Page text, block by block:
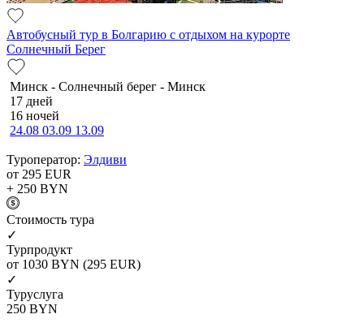
Автобусный тур в Болгарию с отдыхом на курорте
Солнечный Берег
Минск - Солнечный берег - Минск
17 дней
16 ночей
24.08 03.09 13.09
Туроператор: Элдиви
от 295 EUR
+ 250 BYN
Cтоимость тура
✓
Турпродукт
от 1030 BYN (295 EUR)
✓
Туруслуга
250 BYN